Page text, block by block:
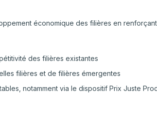
économique des filières en
des filières existantes
filières et de filières émergentes
notamment via le dispositif Prix Juste